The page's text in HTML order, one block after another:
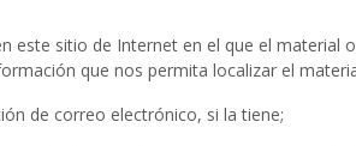
este sitio de Internet en el que el
que nos permita localizar el
de correo electrónico, si la tiene;